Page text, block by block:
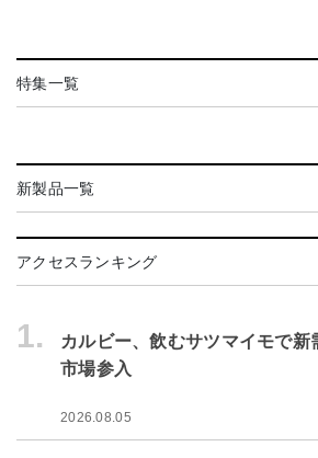
特集一覧
新製品一覧
アクセスランキング
1.
カルビー、飲むサツマイモで
市場参入
2026.08.05